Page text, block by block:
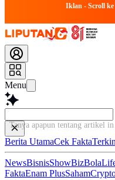
Iklan - Scroll
Menu
Tanya apapun tentang artikel
Berita UtamaCek Fakta
NewsBisnisShowBizBola
FaktaEnam PlusSaham